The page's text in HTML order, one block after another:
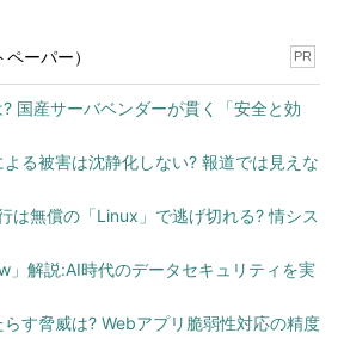
ーパー） PR
国産サーバベンダーが貫く「安全と効
る被害は沈静化しない? 報道では見えな
は無償の「Linux」で逃げ切れる? 情シス
」解説:AI時代のデータセキュリティを実
す脅威は? Webアプリ脆弱性対応の精度